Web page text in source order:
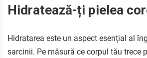
Hidratează-ți pielea
Hidratarea este un aspect esențial al
sarcinii. Pe măsură ce corpul tău trece